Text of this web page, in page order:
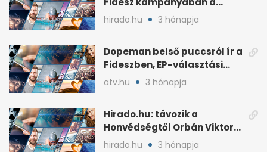
háborús veszély
hirado.hu 3 hónapja
Dopeman belső puccsról ír a
Fideszben, EP-választási
árral
atv.hu 3 hónapja
Hirado.hu: távozik a
Honvédségtől Orbán Viktor
fia, Orbán Gáspár
hirado.hu 3 hónapja